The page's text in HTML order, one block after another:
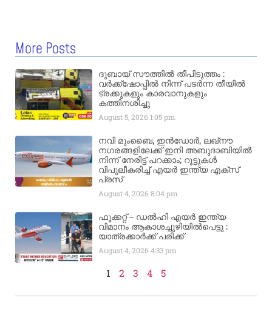
More Posts
ദുബായ് സൗത്തിൽ തീപിടുത്തം :
വർക്ക്‌ഷോപ്പിൽ നിന്ന് പടർന്ന തീയിൽ
ട്രക്കുകളും കാരവാനുകളും
കത്തിനശിച്ചു
August 5, 2026 1:05 pm
നവി മുംബൈ, ഇൻഡോർ, ലഖ്നൗ
നഗരങ്ങളിലേക്ക് ഇനി അബുദാബിയിൽ
നിന്ന് നേരിട്ട് പറക്കാം; റൂട്ടുകൾ
വിപുലീകരിച്ച് എയർ ഇന്ത്യ എക്സ്
പ്രസ്
August 4, 20268:04 pm
ഫൂക്കറ്റ് – ഡൽഹി എയര്‍ ഇന്ത്യ
വിമാനം ആകാശച്ചുഴിയില്‍പെട്ടു :
യാത്രക്കാര്‍ക്ക് പരിക്ക്
August 4, 20264:33 pm
1 2 3 4 5